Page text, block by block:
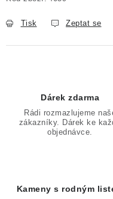
Tisk Zeptat se
Dárek zdarma
Rádi rozmazlujeme
zákazníky. Dárek ke
objednávce.
Kameny s rodným